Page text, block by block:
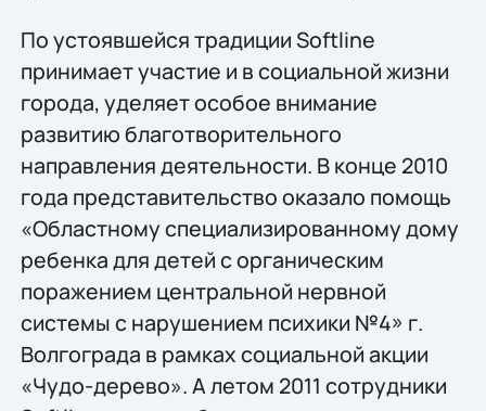
По устоявшейся традиции Softline
принимает участие и в социальной жизни
города, уделяет особое внимание
развитию благотворительного
направления деятельности. В конце 2010
года представительство оказало помощь
«Областному специализированному дому
ребенка для детей с органическим
поражением центральной нервной
системы с нарушением психики №4» г.
Волгограда в рамках социальной акции
«Чудо-дерево». А летом 2011 сотрудники